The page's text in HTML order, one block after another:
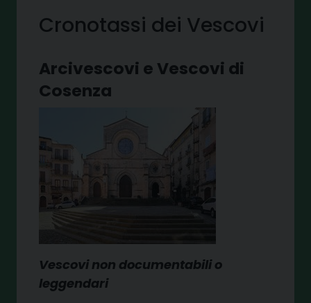
Cronotassi dei Vescovi
Arcivescovi e Vescovi di
Cosenza
Vescovi non documentabili o
leggendari